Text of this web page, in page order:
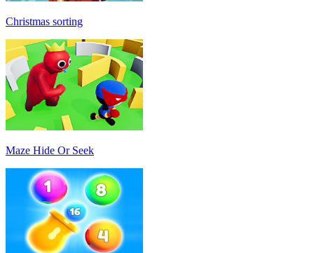
Christmas sorting
Maze Hide Or Seek